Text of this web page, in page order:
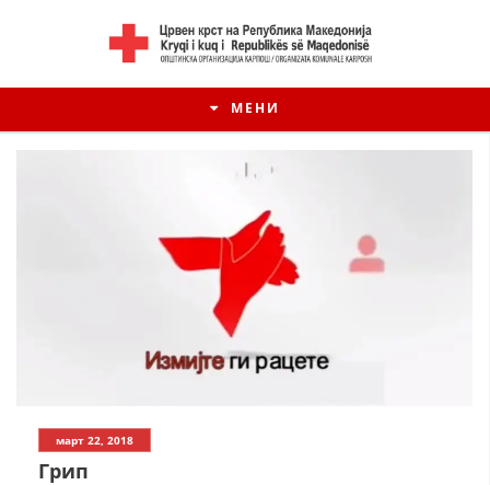
МЕНИ
март 22, 2018
Грип